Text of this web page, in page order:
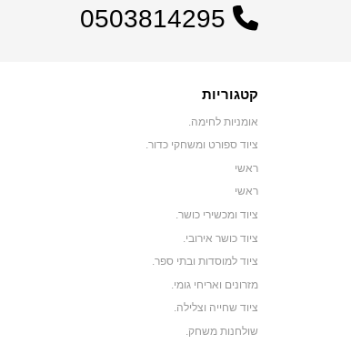
קטגוריות
אומניות לחימה.
ציוד ספורט ומשחקי כדור.
ראשי
ראשי
ציוד ומכשירי כושר.
ציוד כושר אירובי.
ציוד למוסדות ובתי ספר.
מזרונים ואריחי גומי.
ציוד שחייה וצלילה.
שולחנות משחק.